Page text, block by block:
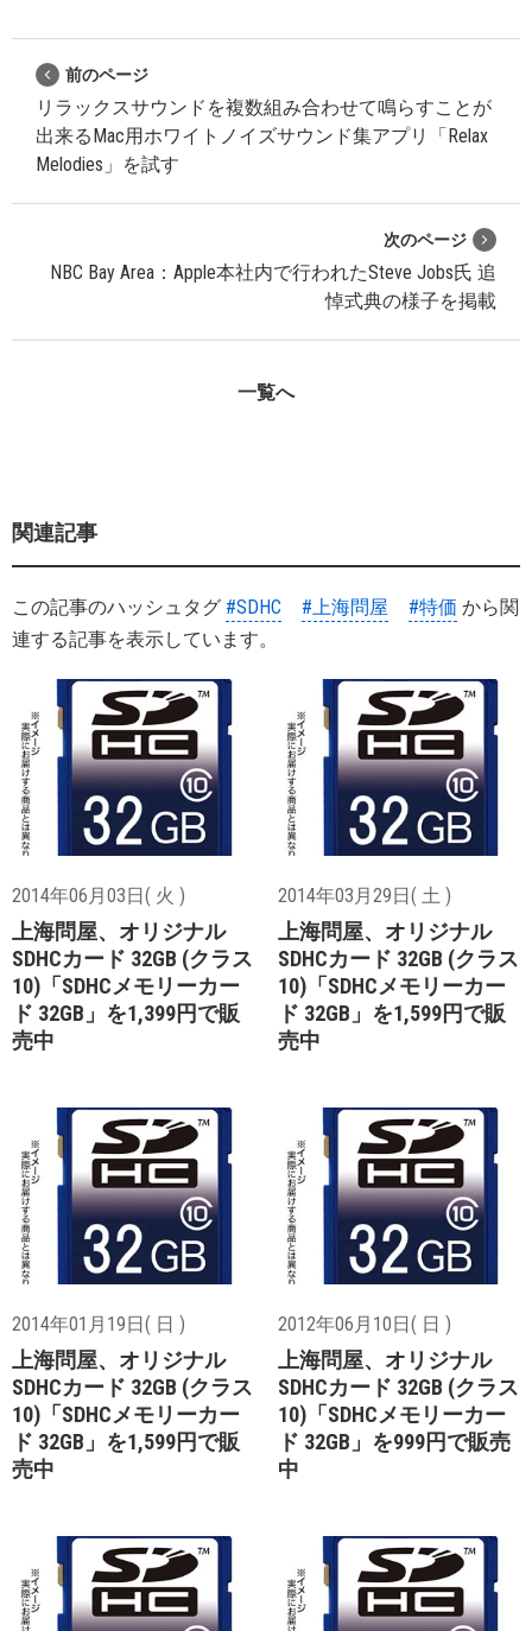
前のページ
リラックスサウンドを複数組み合わせて鳴らすことが
出来るMac用ホワイトノイズサウンド集アプリ「Relax
Melodies」を試す
次のページ
NBC Bay Area：Apple本社内で行われたSteve Jobs氏 追
悼式典の様子を掲載
一覧へ
関連記事
この記事のハッシュタグ #SDHC #上海問屋 #特価 から関
連する記事を表示しています。
2014年06月03日( 火 )
上海問屋、オリジナル
SDHCカード 32GB (クラス
10)「SDHCメモリーカー
ド 32GB」を1,399円で販
売中
2014年03月29日( 土 )
上海問屋、オリジナル
SDHCカード 32GB (クラス
10)「SDHCメモリーカー
ド 32GB」を1,599円で販
売中
2014年01月19日( 日 )
上海問屋、オリジナル
SDHCカード 32GB (クラス
10)「SDHCメモリーカー
ド 32GB」を1,599円で販
売中
2012年06月10日( 日 )
上海問屋、オリジナル
SDHCカード 32GB (クラス
10)「SDHCメモリーカー
ド 32GB」を999円で販売
中